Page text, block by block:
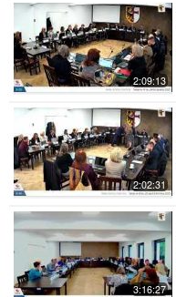
2:09:13
2:02:31
3:16:27